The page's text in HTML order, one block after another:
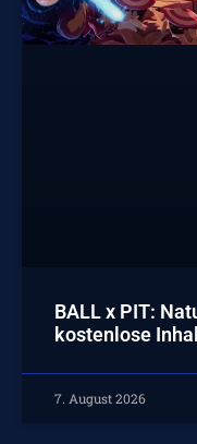
BALL x PIT:
kostenlose
7. August 2026